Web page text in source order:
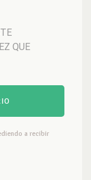
QUE
a recibir